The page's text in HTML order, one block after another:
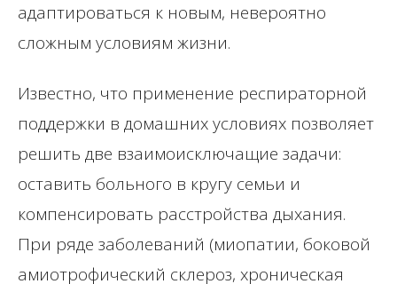
адаптироваться к новым, невероятно
сложным условиям жизни.
Известно, что применение респираторной
поддержки в домашних условиях позволяет
решить две взаимоисключащие задачи:
оставить больного в кругу семьи и
компенсировать расстройства дыхания.
При ряде заболеваний (миопатии, боковой
амиотрофический склероз, хроническая